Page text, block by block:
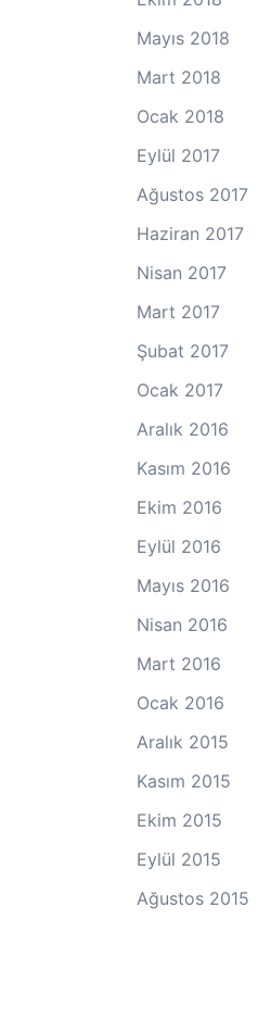
Mayıs 2018
Mart 2018
Ocak 2018
Eylül 2017
Ağustos 2017
Haziran 2017
Nisan 2017
Mart 2017
Şubat 2017
Ocak 2017
Aralık 2016
Kasım 2016
Ekim 2016
Eylül 2016
Mayıs 2016
Nisan 2016
Mart 2016
Ocak 2016
Aralık 2015
Kasım 2015
Ekim 2015
Eylül 2015
Ağustos 2015